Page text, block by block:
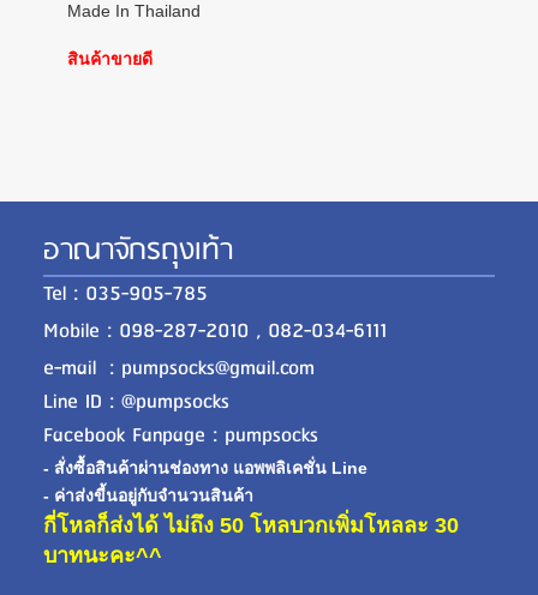
Made In Thailand
สินค้าขายดี
อาณาจักรถุงเท้า
Tel : 035-905-785
Mobile : 098-287-2010 , 082-034-6111
e-mail : pumpsocks@gmail.com
Line ID : @pumpsocks
Facebook Fanpage : pumpsocks
- สั่งซื้อสินค้าผ่านช่องทาง แอพพลิเคชั่น Line
- ค่าส่งขี้นอยู่กับจำนวนสินค้า
กี่โหลก็ส่งได้ ไม่ถึง 50 โหลบวกเพิ่มโหลละ 30
บาทนะคะ^^